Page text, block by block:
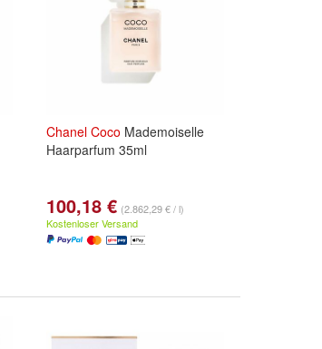
Chanel Coco Mademoiselle
Haarparfum 35ml
100,18 € (2.862,29 € / l)
Kostenloser Versand